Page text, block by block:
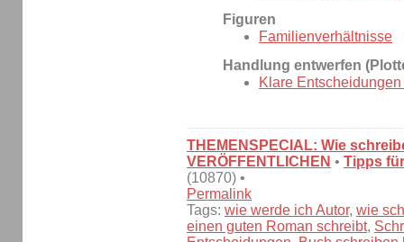
Figuren
Familienverhältnisse
Handlung entwerfen
Klare Entscheidungen
THEMENSPECIAL: Wie
VERÖFFENTLICHEN • Tipps
(10870) •
Permalink
Tags: wie werde ich Autor, wie
einen guten Roman schreibt,